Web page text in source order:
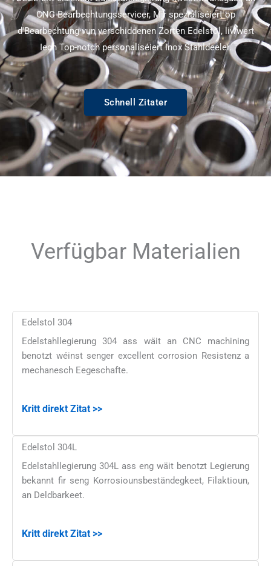
CNC Bearbechtungsservicer, Mir spezialiséiert op
d'Bearbechtung vun verschiddenen Zorten Edelstol, liwwert
Iech Top-notch personaliséiert Inox Stahldeeler.
Schnell Zitater
Verfügbar Materialien
Edelstol 304
Edelstahllegierung 304 ass wäit an CNC machining
benotzt wéinst senger excellent corrosion Resistenz a
mechanesch Eegeschafte.
Kritt direkt Zitat >>
Edelstol 304L
Edelstahllegierung 304L ass eng wäit benotzt Legierung
bekannt fir seng Korrosiounsbeständegkeet, Filaktioun,
an Deldbarkeet.
Kritt direkt Zitat >>